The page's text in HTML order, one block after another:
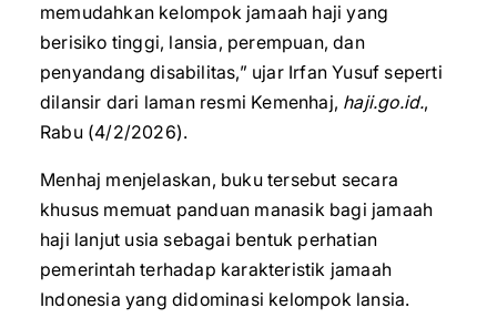
memudahkan kelompok jamaah haji yang
berisiko tinggi, lansia, perempuan, dan
penyandang disabilitas,” ujar Irfan Yusuf seperti
dilansir dari laman resmi Kemenhaj, haji.go.id.,
Rabu (4/2/2026).
Menhaj menjelaskan, buku tersebut secara
khusus memuat panduan manasik bagi jamaah
haji lanjut usia sebagai bentuk perhatian
pemerintah terhadap karakteristik jamaah
Indonesia yang didominasi kelompok lansia.